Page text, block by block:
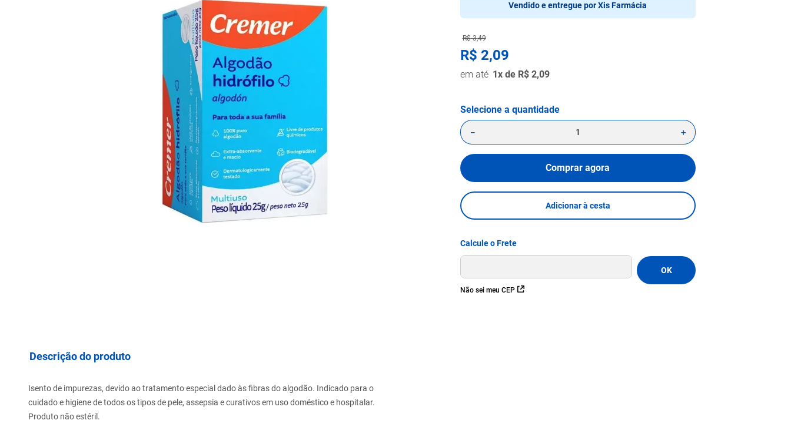
Vendido e entregue por Xis Farmácia
1x de R$ 2,09
R$ 2,09
R$ 3,49
＋
－
Comprar agora
Adicionar à cesta
Não sei meu CEP
Descrição do produto
Isento de impurezas, devido ao tratamento especial dado às fibras do algodão. Indicado para o
cuidado e higiene de todos os tipos de pele, assepsia e curativos em uso doméstico e hospitalar.
Produto não estéril.